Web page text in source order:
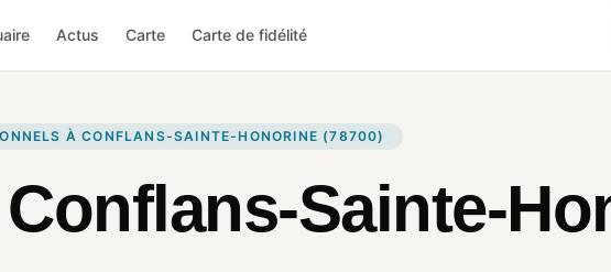
Actus Carte Carte de fidélité
À CONFLANS-SAINTE-HONORINE (78700)
Sainte-